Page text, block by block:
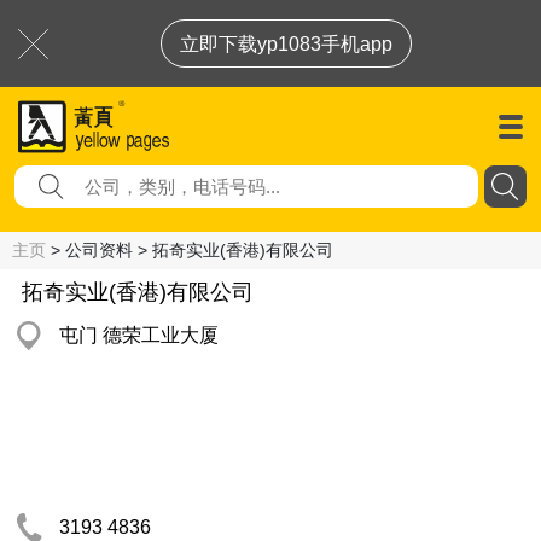
立即下载yp1083手机app
主页 > 公司资料 > 拓奇实业(香港)有限公司
拓奇实业(香港)有限公司
屯门 德荣工业大厦
3193 4836